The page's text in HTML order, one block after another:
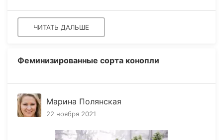
ЧИТАТЬ ДАЛЬШЕ
Феминизированные сорта конопли
Марина Полянская
22 ноября 2021